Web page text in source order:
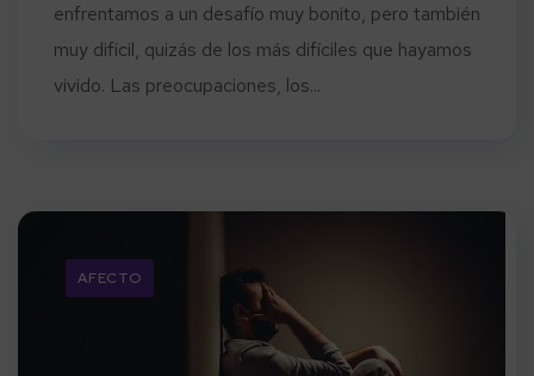
enfrentamos a un desafío muy bonito, pero también
muy difícil, quizás de los más difíciles que hayamos
vivido. Las preocupaciones, los...
AFECTO